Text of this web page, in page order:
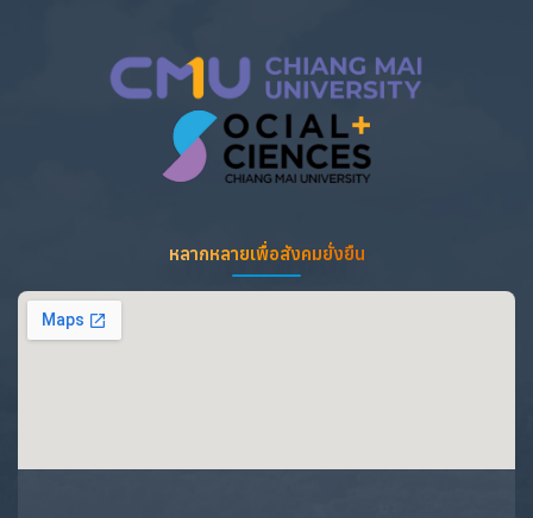
หลากหลายเพื่อสังคมยั่งยืน